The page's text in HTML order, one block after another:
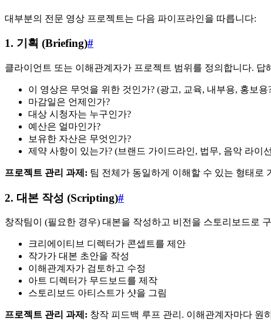
대부분의 전문 영상 프로젝트는 다음 파이프라인을 따릅니다:
1. 기획 (Briefing)#
클라이언트 또는 이해관계자가 프로젝트 범위를 정의합니다. 답
이 영상은 무엇을 위한 것인가? (광고, 교육, 내부용, 홍보용
마감일은 언제인가?
대상 시청자는 누구인가?
예산은 얼마인가?
보유한 자산은 무엇인가?
제약 사항이 있는가? (브랜드 가이드라인, 법무, 음악 라이
프로젝트 관리 과제: 팀 전체가 동일하게 이해할 수 있는 형태로
2. 대본 작성 (Scripting)#
창작팀이 (필요한 경우) 대본을 작성하고 비전을 스토리보드로
크리에이티브 디렉터가 콘셉트를 제안
작가가 대본 초안을 작성
이해관계자가 검토하고 수정
아트 디렉터가 무드보드를 제작
스토리보드 아티스트가 샷을 그림
프로젝트 관리 과제: 창작 피드백 루프 관리. 이해관계자마다 원